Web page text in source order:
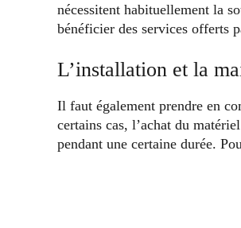
nécessitent habituellement la
bénéficier des services offerts
L’installation et la
Il faut également prendre en
certains cas, l’achat du
pendant une certaine durée.